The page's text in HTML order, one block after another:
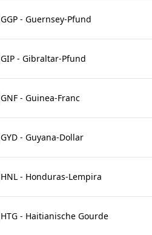
GGP - Guernsey-Pfund
GIP - Gibraltar-Pfund
GNF - Guinea-Franc
GYD - Guyana-Dollar
HNL - Honduras-Lempira
HTG - Haitianische Gourde